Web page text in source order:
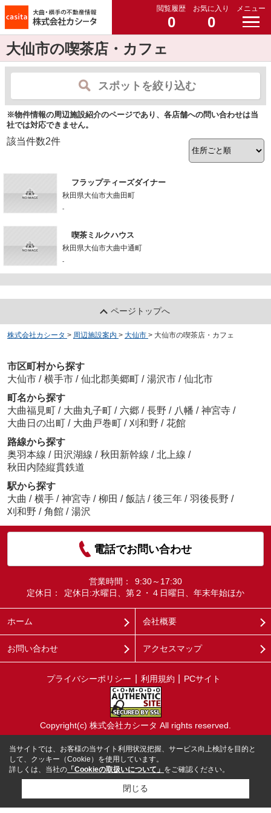
閲覧履歴
0
お気に入り
0
メニュー
大仙市の喫茶店・カフェ
スポットを絞り込む
※物件情報の周辺施設紹介のページであり、各店舗への問い合わせは当
社では対応できません。
該当件数2件
フラップティーズダイナー
秋田県大仙市大曲田町
-
喫茶ミルクハウス
秋田県大仙市大曲中通町
-
ページトップへ
株式会社カシータ > 周辺施設案内 > 大仙市 > 大仙市の喫茶店・カフェ
市区町村から探す
大仙市 / 横手市 / 仙北郡美郷町 / 湯沢市 / 仙北市
町名から探す
大曲福見町 / 大曲丸子町 / 六郷 / 長野 / 八幡 / 神宮寺 /
大曲日の出町 / 大曲戸巻町 / 刈和野 / 花館
路線から探す
奥羽本線 / 田沢湖線 / 秋田新幹線 / 北上線 /
秋田内陸縦貫鉄道
駅から探す
大曲 / 横手 / 神宮寺 / 柳田 / 飯詰 / 後三年 / 羽後長野 /
刈和野 / 角館 / 湯沢
電話でお問い合わせ
営業時間：
9:30～17:30
定休日：
定休日:水曜日、第２・４日曜日、年末年始ほか
ホーム 会社概要
お問い合わせ アクセスマップ
プライバシーポリシー 利用規約 PCサイト
Copyright(c) 株式会社カシータ All rights reserved.
当サイトでは、お客様の当サイト利用状況把握、サービス向上検討を目的と
して、クッキー（Cookie）を使用しています。
詳しくは、当社の 「Cookieの取扱いについて」 をご確認ください。
閉じる